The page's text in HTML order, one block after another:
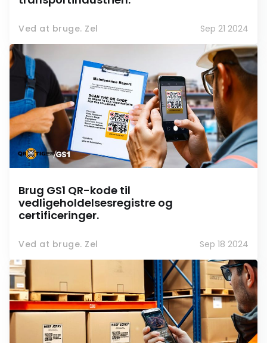
Ved at bruge. Zel Sep 21 2024
Brug GS1 QR-kode til
vedligeholdelsesregistre og
certificeringer.
Ved at bruge. Zel Sep 18 2024